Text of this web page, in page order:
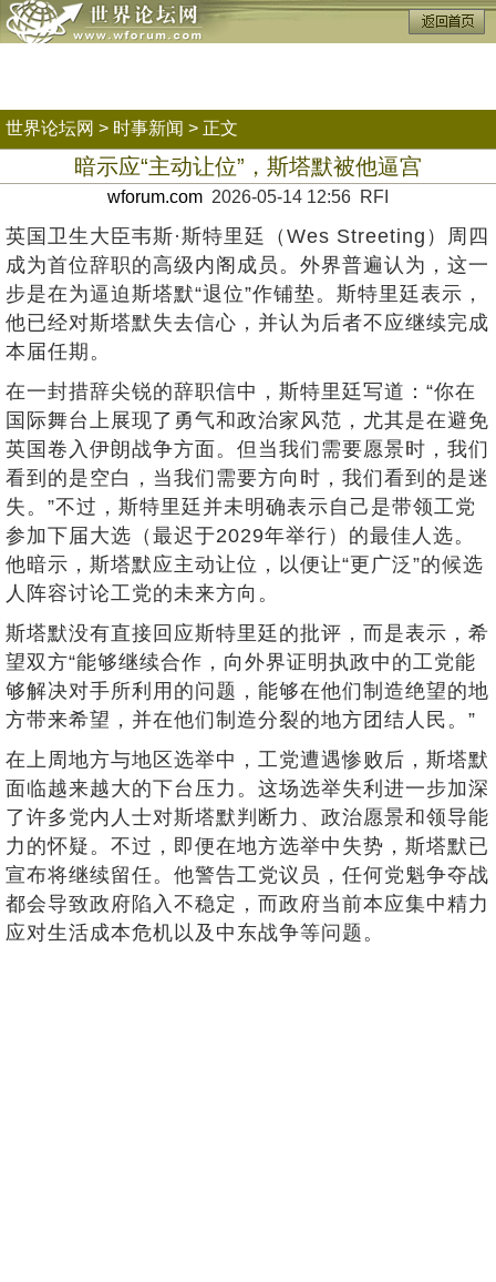
世界论坛网 > 时事新闻 > 正文
暗示应“主动让位”，斯塔默被他逼宫
wforum.com 2026-05-14 12:56 RFI
英国卫生大臣韦斯·斯特里廷（Wes Streeting）周四
成为首位辞职的高级内阁成员。外界普遍认为，这一
步是在为逼迫斯塔默“退位”作铺垫。斯特里廷表示，
他已经对斯塔默失去信心，并认为后者不应继续完成
本届任期。
在一封措辞尖锐的辞职信中，斯特里廷写道：“你在
国际舞台上展现了勇气和政治家风范，尤其是在避免
英国卷入伊朗战争方面。但当我们需要愿景时，我们
看到的是空白，当我们需要方向时，我们看到的是迷
失。”不过，斯特里廷并未明确表示自己是带领工党
参加下届大选（最迟于2029年举行）的最佳人选。
他暗示，斯塔默应主动让位，以便让“更广泛”的候选
人阵容讨论工党的未来方向。
斯塔默没有直接回应斯特里廷的批评，而是表示，希
望双方“能够继续合作，向外界证明执政中的工党能
够解决对手所利用的问题，能够在他们制造绝望的地
方带来希望，并在他们制造分裂的地方团结人民。”
在上周地方与地区选举中，工党遭遇惨败后，斯塔默
面临越来越大的下台压力。这场选举失利进一步加深
了许多党内人士对斯塔默判断力、政治愿景和领导能
力的怀疑。不过，即便在地方选举中失势，斯塔默已
宣布将继续留任。他警告工党议员，任何党魁争夺战
都会导致政府陷入不稳定，而政府当前本应集中精力
应对生活成本危机以及中东战争等问题。